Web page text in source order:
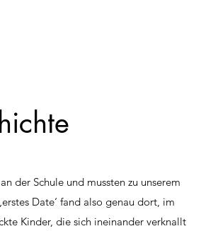
der Schule und mussten zu unserem
Date‘ fand also genau dort, im
Kinder, die sich ineinander verknallt